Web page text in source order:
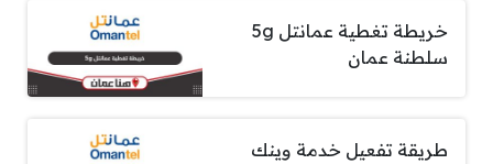
خريطة تغطية عمانتل 5g
سلطنة عمان
طريقة تفعيل خدمة وينك